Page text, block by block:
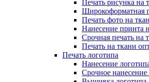
Печать рисунка на
Широкоформатная
Печать фото на
Нанесение принта
Срочная печать на
Печать на ткани
Печать логотипа
Нанесение
Срочное нанесение